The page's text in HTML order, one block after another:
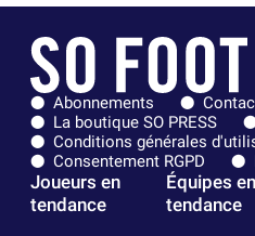
Abonnements
La boutique SO PRESS
Conditions générales
Consentement RGPD
Joueurs en
tendance
Équipes en
tendance